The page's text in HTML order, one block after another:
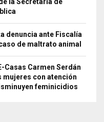
la Secretaría de
denuncia ante Fiscalía
de maltrato animal
Casas Carmen Serdán
mujeres con atención
feminicidios